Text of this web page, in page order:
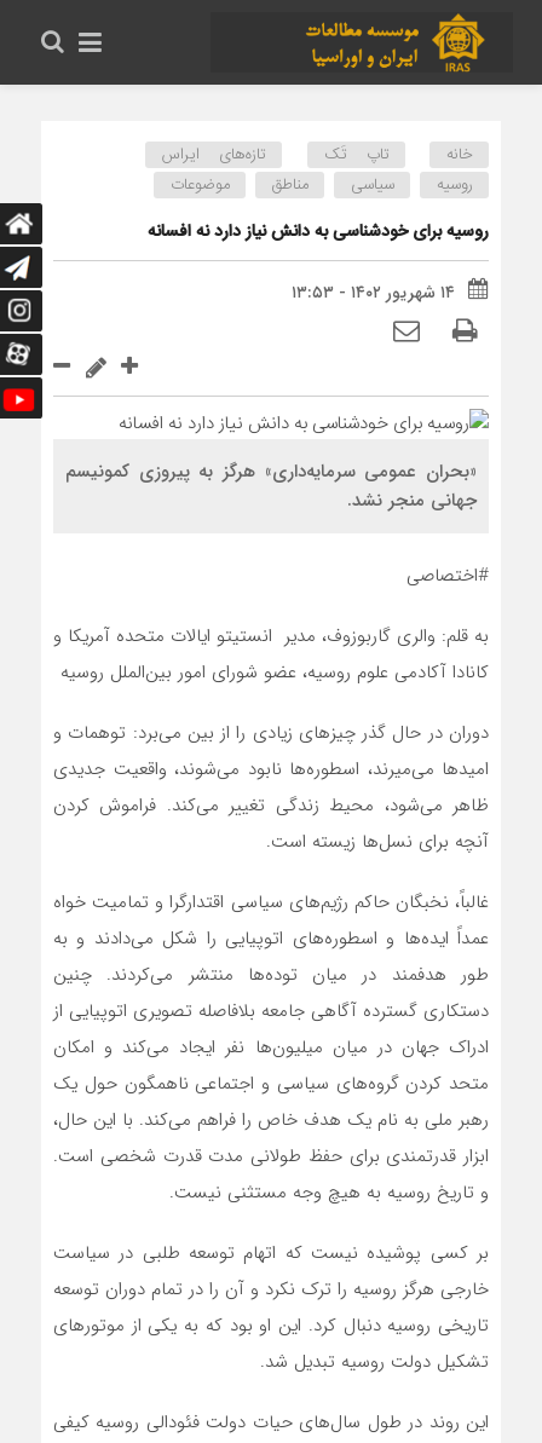
خانه تاپ تَک
تازه‌های ایراس
روسیه
سیاسی مناطق موضوعات
روسیه برای خودشناسی به دانش نیاز دارد نه افسانه
۱۴ شهریور ۱۴۰۲ - ۱۳:۵۳
«بحران عمومی سرمایه‌داری» هرگز به پیروزی کمونیسم
جهانی منجر نشد.
#اختصاصی
به قلم: والری گاربوزوف، مدیر انستیتو ایالات متحده آمریکا و
کانادا آکادمی علوم روسیه، عضو شورای امور بین‌الملل روسیه
دوران در حال گذر چیزهای زیادی را از بین‌ می‌برد: توهمات و
امیدها‌ می‌میرند، اسطوره‌‌ها نابود می‌شوند، واقعیت جدیدی
ظاهر‌ می‌شود، محیط زندگی تغییر‌ می‌کند. فراموش کردن
آنچه برای نسل‌‌ها زیسته است.
غالباً، نخبگان حاکم رژیم‌‌های سیاسی اقتدارگرا و تمامیت خواه
عمداً ایده‌‌ها و اسطوره‌‌های اتوپیایی را شکل‌ می‌دادند و به
طور هدفمند در میان توده‌‌ها منتشر می‌کردند. چنین
دستکاری گسترده آگاهی جامعه بلافاصله تصویری اتوپیایی از
ادراک جهان در میان میلیون‌‌ها نفر ایجاد‌ می‌کند و امکان
متحد کردن گروه‌‌های سیاسی و اجتماعی ناهمگون حول یک
رهبر ملی به نام یک هدف خاص را فراهم‌ می‌کند. با این حال،
ابزار قدرتمندی برای حفظ طولانی مدت قدرت شخصی است.
و تاریخ روسیه به هیچ وجه مستثنی نیست.
بر کسی پوشیده نیست که اتهام توسعه طلبی در سیاست
خارجی هرگز روسیه را ترک نکرد و آن را در تمام دوران توسعه
تاریخی روسیه دنبال کرد. این او بود که به یکی از موتورهای
تشکیل دولت روسیه تبدیل شد.
این روند در طول سال‌های حیات دولت فئودالی روسیه کیفی